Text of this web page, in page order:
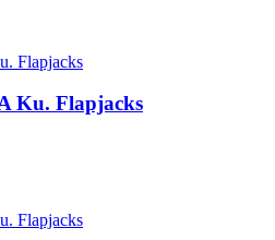
Ku. Flapjacks